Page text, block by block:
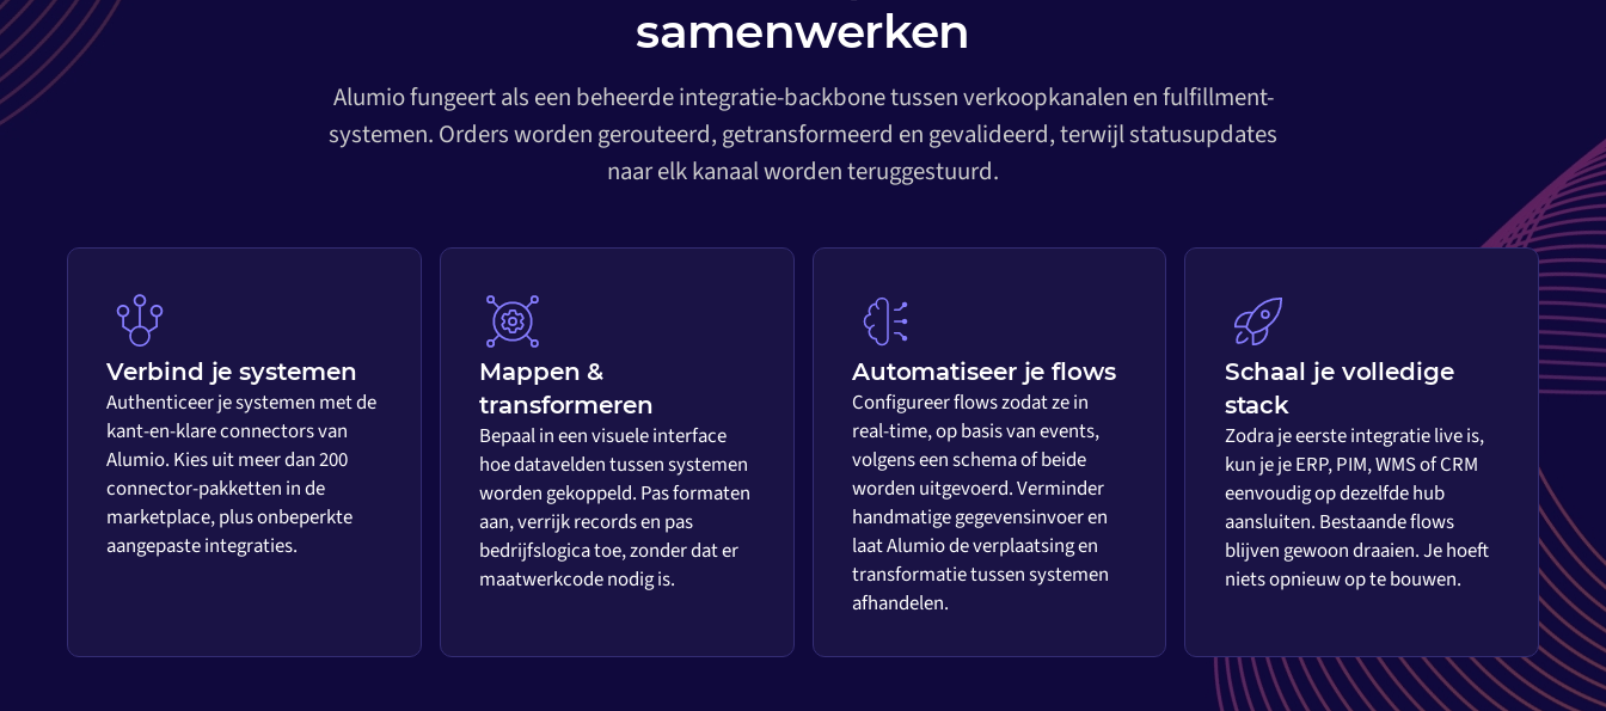
samenwerken
Alumio fungeert als een beheerde integratie-backbone tussen verkoopkanalen en fulfillment-
systemen. Orders worden gerouteerd, getransformeerd en gevalideerd, terwijl statusupdates
naar elk kanaal worden teruggestuurd.
Verbind je systemen
Authenticeer je systemen met de
kant-en-klare connectors van
Alumio. Kies uit meer dan 200
connector-pakketten in de
marketplace, plus onbeperkte
aangepaste integraties.
Mappen &
transformeren
Bepaal in een visuele interface
hoe datavelden tussen systemen
worden gekoppeld. Pas formaten
aan, verrijk records en pas
bedrijfslogica toe, zonder dat er
maatwerkcode nodig is.
Automatiseer je flows
Configureer flows zodat ze in
real-time, op basis van events,
volgens een schema of beide
worden uitgevoerd. Verminder
handmatige gegevensinvoer en
laat Alumio de verplaatsing en
transformatie tussen systemen
afhandelen.
Schaal je volledige
stack
Zodra je eerste integratie live is,
kun je je ERP, PIM, WMS of CRM
eenvoudig op dezelfde hub
aansluiten. Bestaande flows
blijven gewoon draaien. Je hoeft
niets opnieuw op te bouwen.